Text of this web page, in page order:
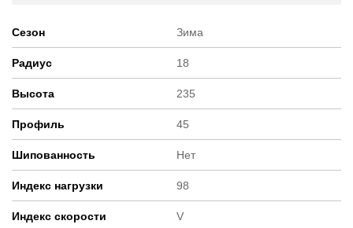
Сезон Зима
Радиус 18
Высота 235
Профиль 45
Шипованность Нет
Индекс нагрузки 98
Индекс скорости V